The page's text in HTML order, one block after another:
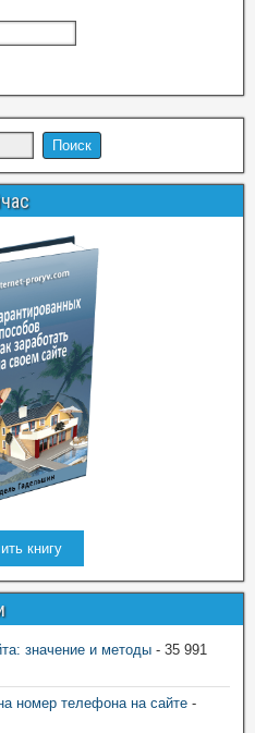
книгу
значение и методы - 35 991
номер телефона на сайте -